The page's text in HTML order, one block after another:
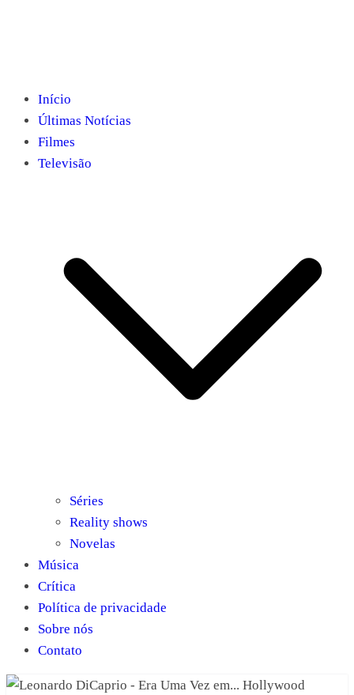
Início
Últimas Notícias
Filmes
Televisão
Séries
Reality shows
Novelas
Música
Crítica
Política de privacidade
Sobre nós
Contato